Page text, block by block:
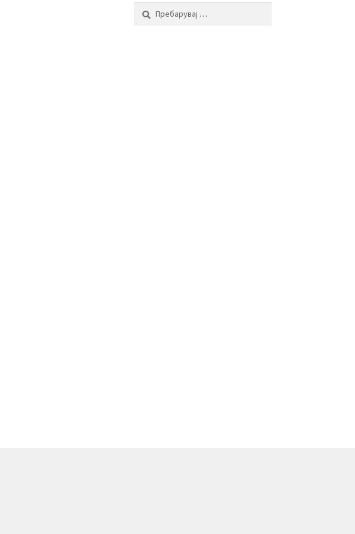
Пребарувај